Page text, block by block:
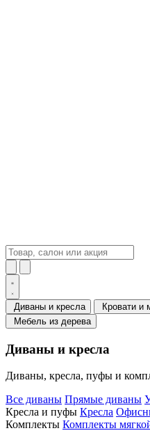
Диваны и кресла Кровати и
Мебель из дерева
Диваны и кресла
Диваны, кресла, пуфы и
Все диваны Прямые диваны
Кресла и пуфы Кресла
Комплекты Комплекты